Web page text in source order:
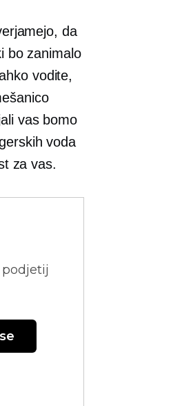
da
bo zanimalo
vodite,
vas bomo
voda
za vas.